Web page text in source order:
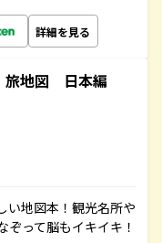
詳細を見る
地図 日本編
い地図本！観光名所や
って脳もイキイキ！